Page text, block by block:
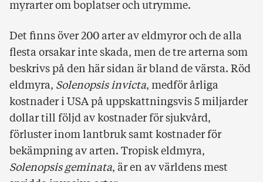
myrarter om boplatser och utrymme.
Det finns över 200 arter av eldmyror och de alla
flesta orsakar inte skada, men de tre arterna som
beskrivs på den här sidan är bland de värsta. Röd
eldmyra, Solenopsis invicta, medför årliga
kostnader i USA på uppskattningsvis 5 miljarder
dollar till följd av kostnader för sjukvård,
förluster inom lantbruk samt kostnader för
bekämpning av arten. Tropisk eldmyra,
Solenopsis geminata, är en av världens mest